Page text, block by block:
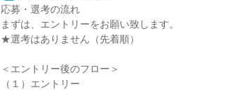
応募・選考の流れ
まずは、エントリーをお願い致します。
★選考はありません（先着順）
＜エントリー後のフロー＞
（１）エントリー